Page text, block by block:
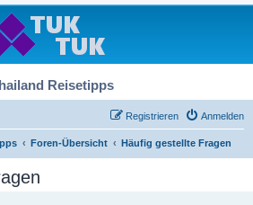
Reisetipps
Anmelden
Registrieren
Foren-Übersicht Häufig gestellte Fragen